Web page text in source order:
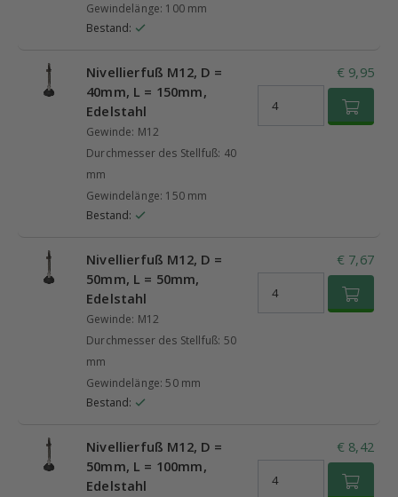
Gewindelänge: 100 mm
Bestand:
Nivellierfuß M12, D =
40mm, L = 150mm,
Edelstahl
Gewinde: M12
Durchmesser des Stellfuß: 40
mm
Gewindelänge: 150 mm
Bestand:
€ 9,95
Nivellierfuß M12, D =
50mm, L = 50mm,
Edelstahl
Gewinde: M12
Durchmesser des Stellfuß: 50
mm
Gewindelänge: 50 mm
Bestand:
€ 7,67
Nivellierfuß M12, D =
50mm, L = 100mm,
Edelstahl
€ 8,42